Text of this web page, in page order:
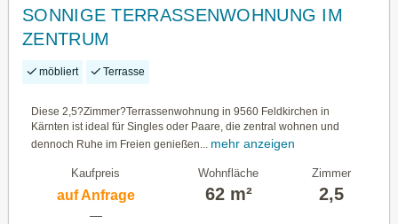
SONNIGE TERRASSENWOHNUNG IM
ZENTRUM
möbliert Terrasse
Diese 2,5?Zimmer?Terrassenwohnung in 9560 Feldkirchen in
Kärnten ist ideal für Singles oder Paare, die zentral wohnen und
dennoch Ruhe im Freien genießen... mehr anzeigen
Kaufpreis
auf Anfrage
—
Wohnfläche
62 m²
Zimmer
2,5